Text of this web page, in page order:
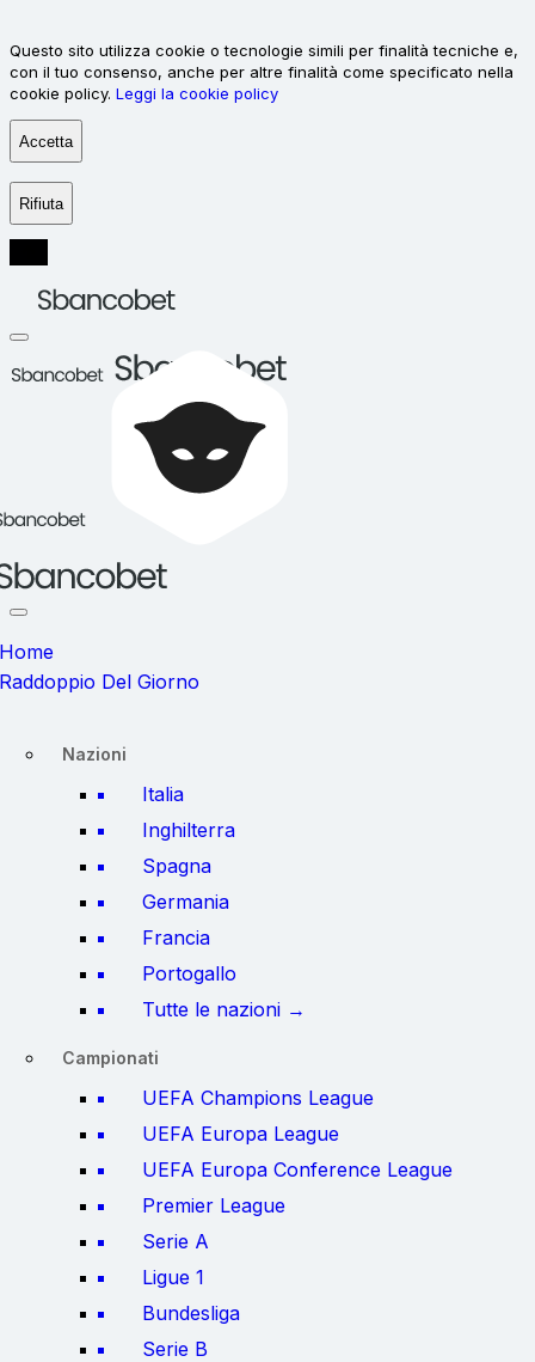
Questo sito utilizza cookie o tecnologie simili per finalità tecniche e,
con il tuo consenso, anche per altre finalità come specificato nella
cookie policy. Leggi la cookie policy
Accetta
Rifiuta
Home
Raddoppio Del Giorno
Nazioni
Italia
Inghilterra
Spagna
Germania
Francia
Portogallo
Tutte le nazioni →
Campionati
UEFA Champions League
UEFA Europa League
UEFA Europa Conference League
Premier League
Serie A
Ligue 1
Bundesliga
Serie B